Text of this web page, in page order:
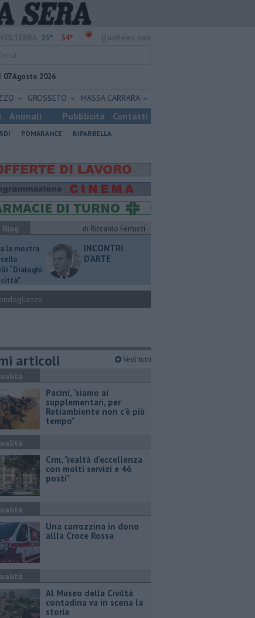
23° 34°
07 Agosto 2026
GROSSETO MASSA CARRARA
Animali Pubblicità Contatti
POMARANCE
RIPARBELLA
Blog
di Riccardo Ferrucci
la mostra
“Dialoghi
città"
INCONTRI
D'ARTE
articoli Vedi tutti
Pacini, "siamo ai
supplementari, per
Retiambiente non c'è più
tempo"
Crm, "realtà d'eccellenza
con molti servizi e 46
posti"
Una carrozzina in dono
allla Croce Rossa
Al Museo della Civiltà
contadina va in scena la
storia